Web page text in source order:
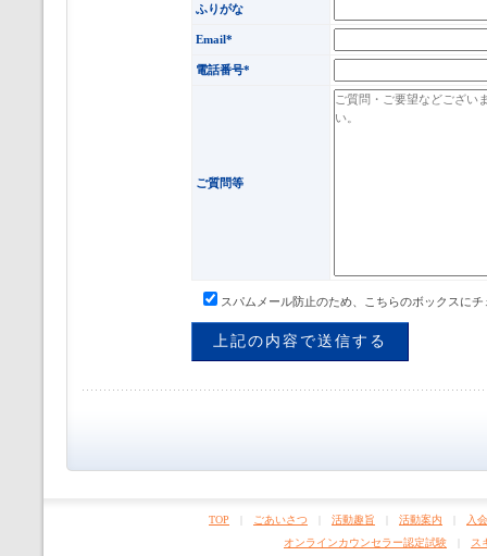
ふりがな
Email*
電話番号*
ご質問等
スパムメール防止のため、こちらのボックスに
TOP ごあいさつ 活動趣旨 活動案内
入
オンラインカウンセラー認定試験
ス